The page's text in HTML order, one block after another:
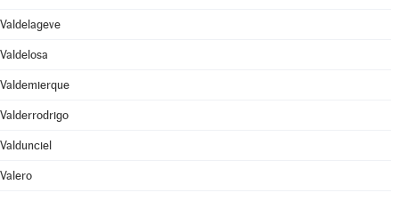
Valdelageve
Valdelosa
Valdemierque
Valderrodrigo
Valdunciel
Valero